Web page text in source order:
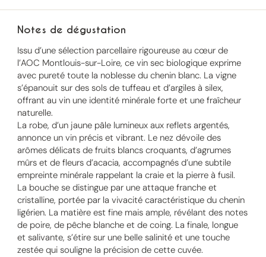
Notes de dégustation
Issu d’une sélection parcellaire rigoureuse au cœur de
l’AOC Montlouis-sur-Loire, ce vin sec biologique exprime
avec pureté toute la noblesse du chenin blanc. La vigne
s’épanouit sur des sols de tuffeau et d’argiles à silex,
offrant au vin une identité minérale forte et une fraîcheur
naturelle.
La robe, d’un jaune pâle lumineux aux reflets argentés,
annonce un vin précis et vibrant. Le nez dévoile des
arômes délicats de fruits blancs croquants, d’agrumes
mûrs et de fleurs d’acacia, accompagnés d’une subtile
empreinte minérale rappelant la craie et la pierre à fusil.
La bouche se distingue par une attaque franche et
cristalline, portée par la vivacité caractéristique du chenin
ligérien. La matière est fine mais ample, révélant des notes
de poire, de pêche blanche et de coing. La finale, longue
et salivante, s’étire sur une belle salinité et une touche
zestée qui souligne la précision de cette cuvée.